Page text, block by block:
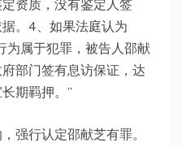
资质，没有鉴定人签
。4、如果法庭认为
属于犯罪，被告人邵献
部门签有息访保证，达
期羁押。”
强行认定邵献芝有罪。